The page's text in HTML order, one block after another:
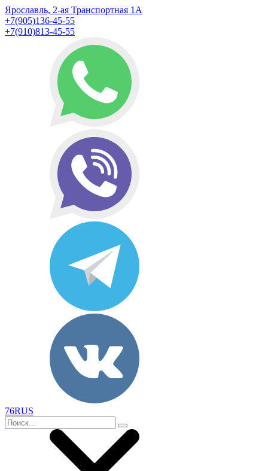
Ярославль, 2-ая Транспортная 1А
+7(905)136-45-55
+7(910)813-45-55
76RUS